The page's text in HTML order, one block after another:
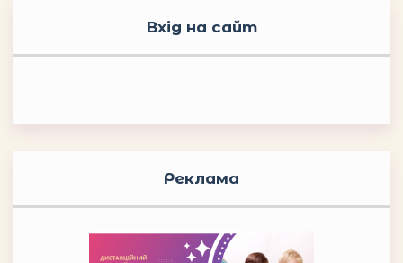
Вхід на сайт
Реклама